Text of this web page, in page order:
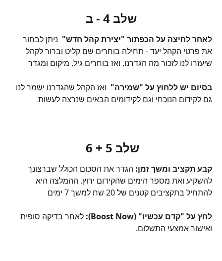
שלב 4 - ב
לאחר לחיצה על הכפתור "יצירת קהל חדש" ניתן לבחור
את פרטי הקהל יעד - תחילה בוחרים שם קליט וברור לקהל
שיעזרו לנו לזכור מה הגדרנו, ואז בוחרים גיל, מיקום ומגדר
בסיום יש ללחוץ על "שמירה"
  ואז הקהל שהגדרנו ישמר לנו
גם לקידום הנוכחי וגם לקידומים הבאים שנרצה לעשות
שלב 5 + 6
קבע תקציב ומשך זמן: הגדר את הסכום הכולל שברצונך
להשקיע ואת מספר הימים שהקידום ירוץ. ההמלצה היא
להתחיל בתקציבים קטנים של 20 שח למשך 7 ימים
לחץ על "קדם עכשיו" (Boost Now):
לאחר בדיקה סופית
ואישור אמצעי התשלום.